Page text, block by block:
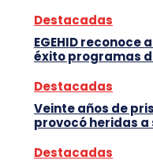
Destacadas
EGEHID
éxito programas
Destacadas
Veinte años de
provocó heridas
Destacadas